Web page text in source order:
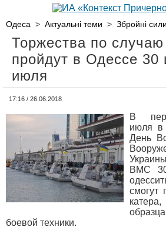
Одеса > Актуальні теми > Збройні сили
Торжества по
пройдут в Одессе 30
июля
17:16 / 26.06.2018
В
июля в
День
ВМС
смогут
боевой техники.